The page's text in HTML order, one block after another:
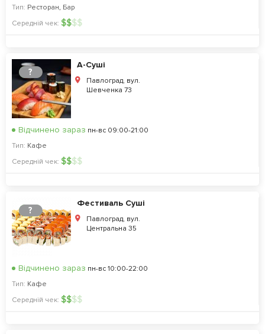
Тип: Ресторан, Бар
Середній чек: $$$$
?
А-Суші
Павлоград, вул.
Шевченка 73
Відчинено зараз пн-вс 09:00-21:00
Тип: Кафе
Середній чек: $$$$
?
Фестиваль Суші
Павлоград, вул.
Центральна 35
Відчинено зараз пн-вс 10:00-22:00
Тип: Кафе
Середній чек: $$$$